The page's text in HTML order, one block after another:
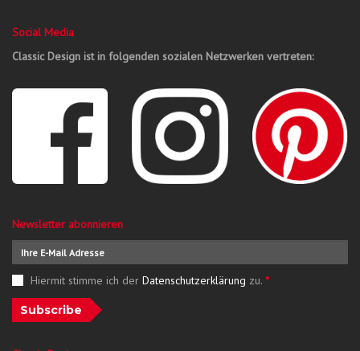
Social Media
Classic Design ist in folgenden sozialen Netzwerken vertreten:
Newsletter abonnieren
Hiermit stimme ich der Datenschutzerklärung zu. *
Subscribe